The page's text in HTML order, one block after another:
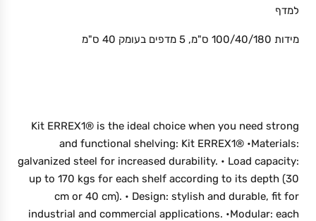
למדף
מידות 100/40/180 ס"מ, 5 מדפים בעומק 40 ס"מ
Kit ERREX1® is the ideal choice when you need strong
and functional shelving: Kit ERREX1® •Materials:
galvanized steel for increased durability. • Load capacity:
up to 170 kgs for each shelf according to its depth (30
cm or 40 cm). • Design: stylish and durable, fit for
industrial and commercial applications. •Modular: each